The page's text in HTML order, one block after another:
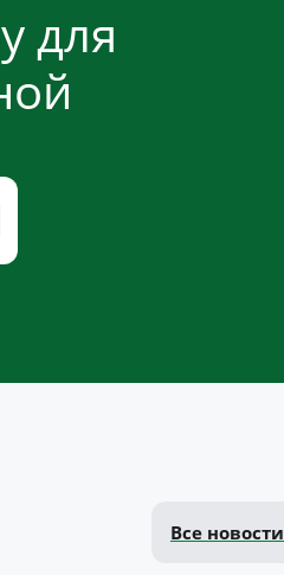
для
Все новости